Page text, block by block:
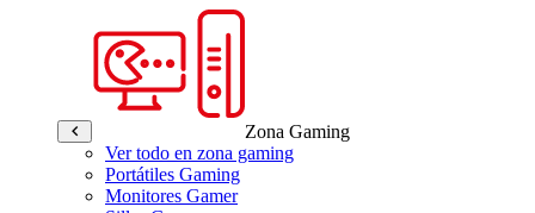
Zona Gaming
Ver todo en zona gaming
Portátiles Gaming
Monitores Gamer